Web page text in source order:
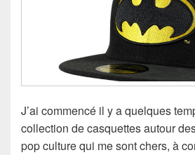
J’ai commencé il y a quelques
collection de casquettes autour
pop culture qui me sont chers, à